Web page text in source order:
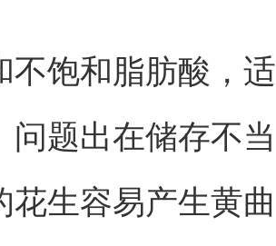
不饱和脂肪酸，适
题出在储存不当
生容易产生黄曲